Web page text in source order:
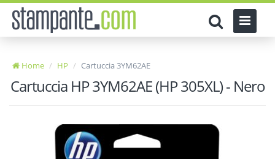
Home HP Cartuccia 3YM62AE
Cartuccia HP 3YM62AE (HP 305XL) - Nero